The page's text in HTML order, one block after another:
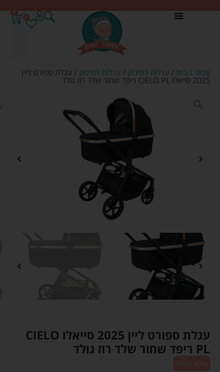
0
עמוד הבית / עגלות לתינוק / עגלות לתינוק / עגלת ספורט ליין
2025 סייאלו CIELO PL ריפד שחור שלד רוז גולד
עגלת ספורט ליין 2025 סייאלו CIELO
PL ריפד שחור שלד רוז גולד